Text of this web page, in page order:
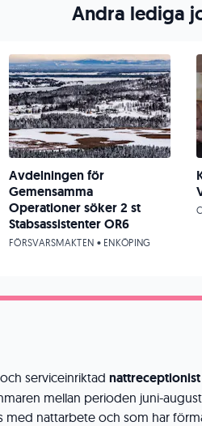
serviceinriktad nattreceptionist
mellan perioden juni-
med nattarbete och som har
Andra lediga
Avdelningen för
Gemensamma
Operationer söker 2 st
Stabsassistenter OR6
FÖRSVARSMAKTEN • ENKÖPING